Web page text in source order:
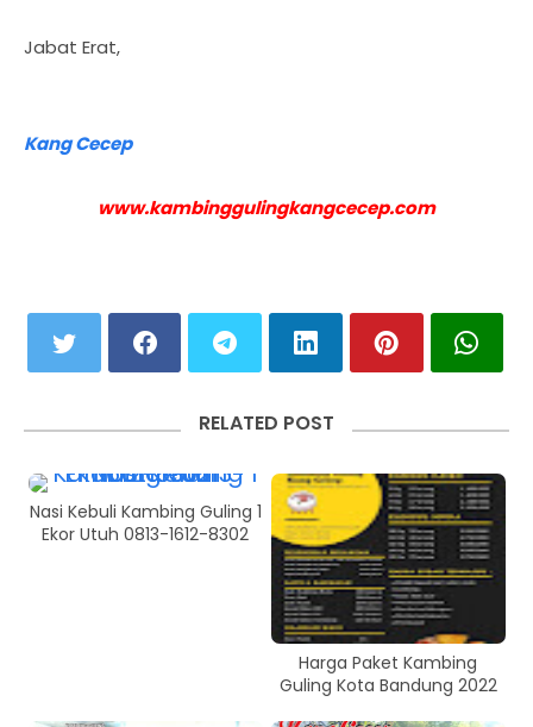
Jabat Erat,
Kang Cecep
www.kambinggulingkangcecep.com
RELATED POST
Nasi Kebuli Kambing Guling 1
Ekor Utuh 0813-1612-8302
Harga Paket Kambing
Guling Kota Bandung 2022